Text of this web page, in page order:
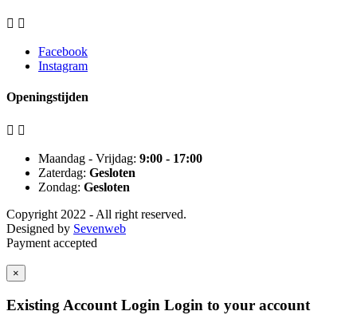
 
Facebook
Instagram
Openingstijden
 
Maandag - Vrijdag: 9:00 - 17:00
Zaterdag: Gesloten
Zondag: Gesloten
Copyright 2022 - All right reserved.
Designed by Sevenweb
Payment accepted
×
Existing Account Login Login to your account